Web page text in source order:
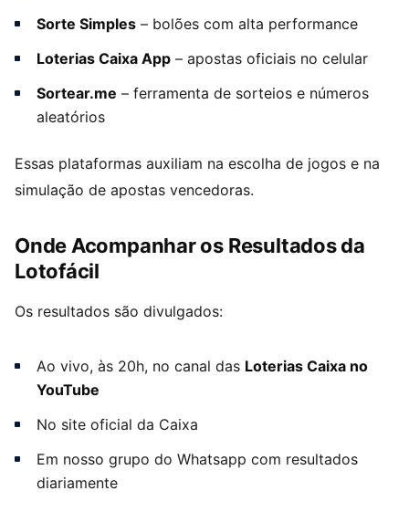
Sorte Simples – bolões com alta performance
Loterias Caixa App – apostas oficiais no celular
Sortear.me – ferramenta de sorteios e números
aleatórios
Essas plataformas auxiliam na escolha de jogos e na
simulação de apostas vencedoras.
Onde Acompanhar os Resultados da
Lotofácil
Os resultados são divulgados:
Ao vivo, às 20h, no canal das Loterias Caixa no
YouTube
No site oficial da Caixa
Em nosso grupo do Whatsapp com resultados
diariamente